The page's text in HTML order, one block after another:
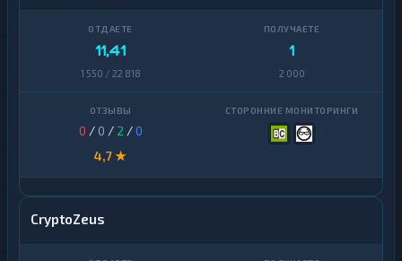
11,41
1 550 / 22 818
1
2 000
0 / 0 / 2 /0
4,7 ★
CryptoZeus